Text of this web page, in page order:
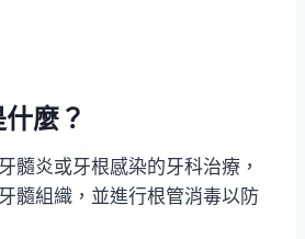
麼？
髓炎或牙根感染的牙科治療，
髓組織，並進行根管消毒以防